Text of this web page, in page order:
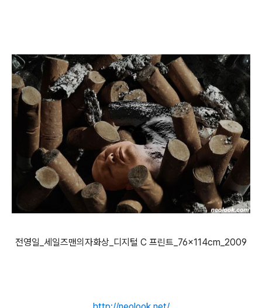
전영일_세일즈맨의자화상_디지털 C 프린트_76×114cm_2009